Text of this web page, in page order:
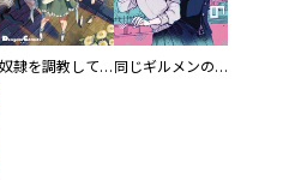
奴隷を調教してハーレム作る 同じギルメンの声が好き